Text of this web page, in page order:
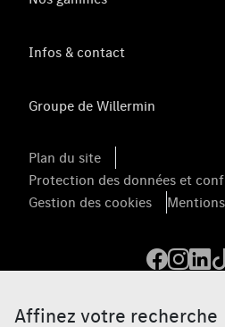
Affinez votre recherche
Infos & contact
Groupe de Willermin
Plan du site
Protection des données et
Gestion des cookies